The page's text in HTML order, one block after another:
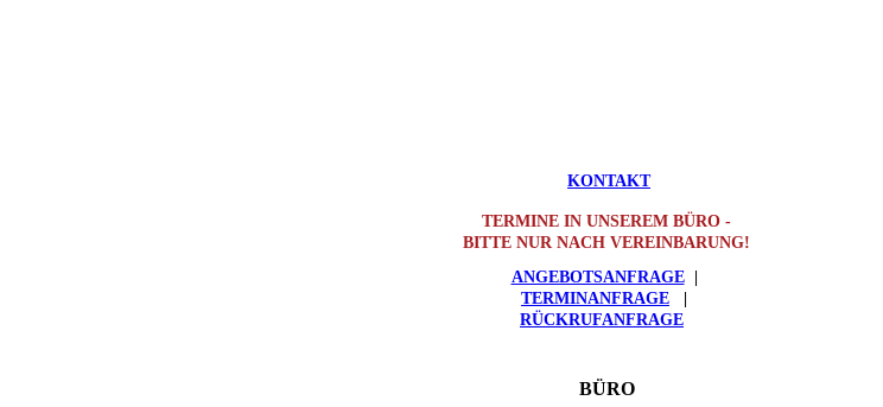
KONTAKT
TERMINE IN UNSEREM BÜRO -
BITTE NUR NACH VEREINBARUNG!
ANGEBOTSANFRAGE|
TERMINANFRAGE
RÜCKRUFANFRAGE
BÜRO